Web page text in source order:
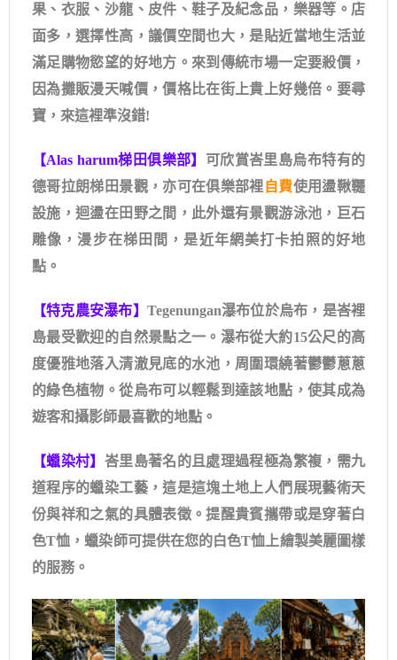
果、衣服、沙龍、皮件、鞋子及紀念品，樂器等。店
面多，選擇性高，議價空間也大，是貼近當地生活並
滿足購物慾望的好地方。來到傳統市場一定要殺價，
因為攤販漫天喊價，價格比在街上貴上好幾倍。要尋
寶，來這裡準沒錯!
【Alas harum梯田俱樂部】 可欣賞峇里島烏布特有的
德哥拉朗梯田景觀，亦可在俱樂部裡 自費使用盪鞦韆
設施，迴盪在田野之間，此外還有景觀游泳池，巨石
雕像，漫步在梯田間，是近年網美打卡拍照的好地
點。
【特克農安瀑布】 Tegenungan瀑布位於烏布，是峇裡
島最受歡迎的自然景點之一。瀑布從大約15公尺的高
度優雅地落入清澈見底的水池，周圍環繞著鬱鬱蔥蔥
的綠色植物。從烏布可以輕鬆到達該地點，使其成為
遊客和攝影師最喜歡的地點。
【蠟染村】 峇里島著名的且處理過程極為繁複，需九
道程序的蠟染工藝，這是這塊土地上人們展現藝術天
份與祥和之氣的具體表徵。提醒貴賓攜帶或是穿著白
色T恤，蠟染師可提供在您的白色T恤上繪製美麗圖樣
的服務。